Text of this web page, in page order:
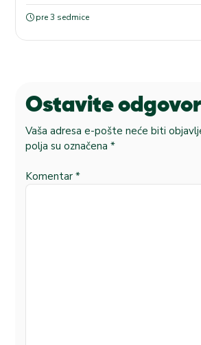
pre 3 sedmice
Ostavite odgovor
Vaša adresa e-pošte neće biti
polja su označena *
Komentar *